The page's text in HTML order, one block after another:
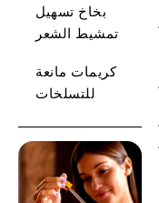
بخاخ تسهيل
تمشيط الشعر
كريمات مانعة
للتسلخات